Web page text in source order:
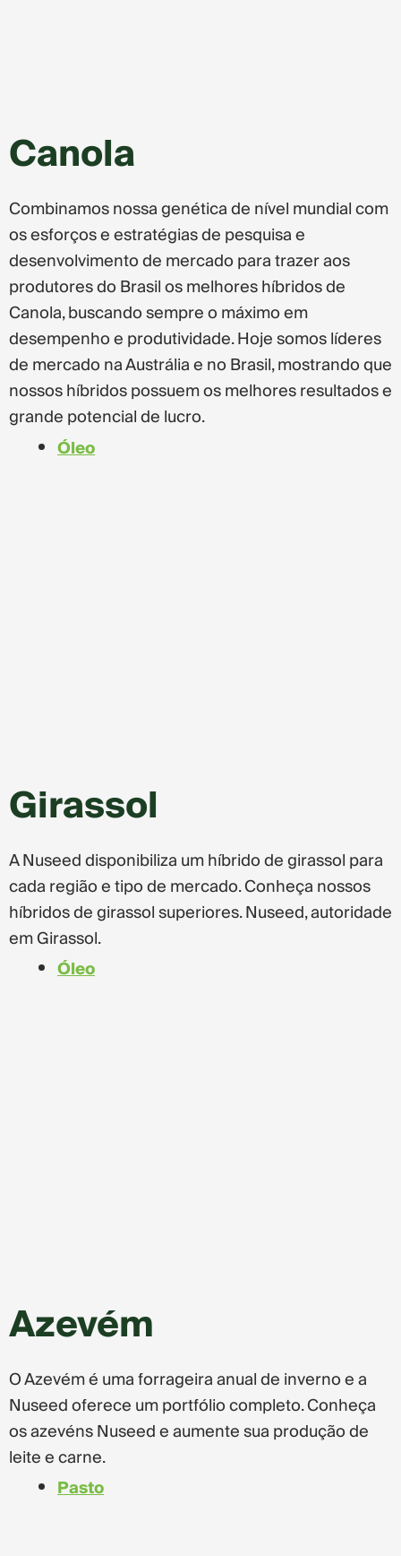
Canola
Combinamos nossa genética de nível mundial com
os esforços e estratégias de pesquisa e
desenvolvimento de mercado para trazer aos
produtores do Brasil os melhores híbridos de
Canola, buscando sempre o máximo em
desempenho e produtividade. Hoje somos líderes
de mercado na Austrália e no Brasil, mostrando que
nossos híbridos possuem os melhores resultados e
grande potencial de lucro.
Óleo
Girassol
A Nuseed disponibiliza um híbrido de girassol para
cada região e tipo de mercado. Conheça nossos
híbridos de girassol superiores. Nuseed, autoridade
em Girassol.
Óleo
Azevém
O Azevém é uma forrageira anual de inverno e a
Nuseed oferece um portfólio completo. Conheça
os azevéns Nuseed e aumente sua produção de
leite e carne.
Pasto